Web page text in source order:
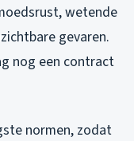
wetende
gevaren.
nog een contract
normen, zodat